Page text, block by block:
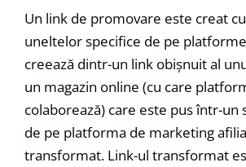
Un link de promovare este creat
uneltelor specifice de pe
creează dintr-un link obișnuit al
un magazin online (cu care
colaborează) care este pus într-un
de pe platforma de marketing
transformat. Link-ul transformat